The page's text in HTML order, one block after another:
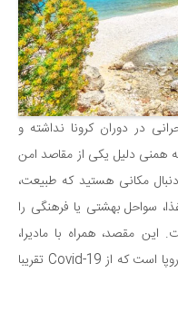
در دوران کرونا نداشته و
همنی دلیل یکی از مقاصد امن
مکانی هستید که طبیعت،
سواحل بهشتی یا فرهنگی را
مقصد، همراه با مادیرا،
آزورس و منورکا، یکی از مقاصد بهشتی در اروپا است که از Covid-19 تقریبا